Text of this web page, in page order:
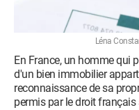
Léna
En France, un homme qui
d'un bien immobilier
reconnaissance de sa
permis par le droit